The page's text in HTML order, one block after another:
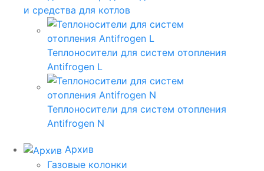
и средства для котлов
Теплоносители для систем отопления
Antifrogen L
Теплоносители для систем отопления
Antifrogen N
Архив
Газовые колонки